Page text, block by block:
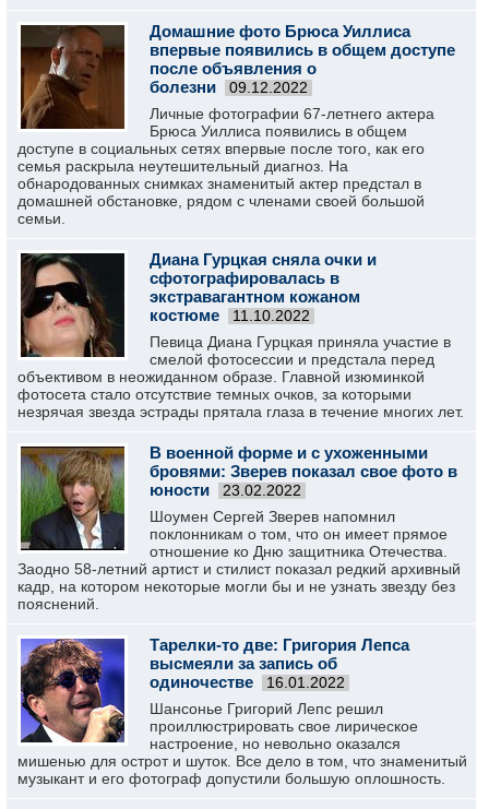
Домашние фото Брюса Уиллиса
впервые появились в общем доступе
после объявления о
болезни
09.12.2022
Личные фотографии 67-летнего актера
Брюса Уиллиса появились в общем
доступе в социальных сетях впервые после того, как его
семья раскрыла неутешительный диагноз. На
обнародованных снимках знаменитый актер предстал в
домашней обстановке, рядом с членами своей большой
семьи.
Диана Гурцкая сняла очки и
сфотографировалась в
экстравагантном кожаном
костюме
11.10.2022
Певица Диана Гурцкая приняла участие в
смелой фотосессии и предстала перед
объективом в неожиданном образе. Главной изюминкой
фотосета стало отсутствие темных очков, за которыми
незрячая звезда эстрады прятала глаза в течение многих лет.
В военной форме и с ухоженными
бровями: Зверев показал свое фото в
юности
23.02.2022
Шоумен Сергей Зверев напомнил
поклонникам о том, что он имеет прямое
отношение ко Дню защитника Отечества.
Заодно 58-летний артист и стилист показал редкий архивный
кадр, на котором некоторые могли бы и не узнать звезду без
пояснений.
Тарелки-то две: Григория Лепса
высмеяли за запись об
одиночестве
16.01.2022
Шансонье Григорий Лепс решил
проиллюстрировать свое лирическое
настроение, но невольно оказался
мишенью для острот и шуток. Все дело в том, что знаменитый
музыкант и его фотограф допустили большую оплошность.